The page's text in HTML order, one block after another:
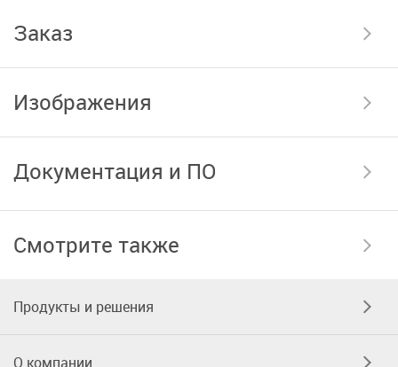
Заказ
Изображения
Документация и ПО
Смотрите также
Продукты и решения
О компании